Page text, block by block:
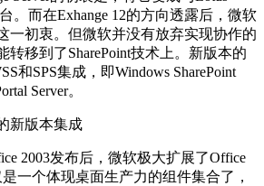
。而在Exhange 12的方向透露后，微软
一初衷。但微软并没有放弃实现协作的
转移到了SharePoint技术上。新版本的
和SPS集成，即Windows SharePoint
Server。
新版本集成
2003发布后，微软极大扩展了Office
一个体现桌面生产力的组件集合了，